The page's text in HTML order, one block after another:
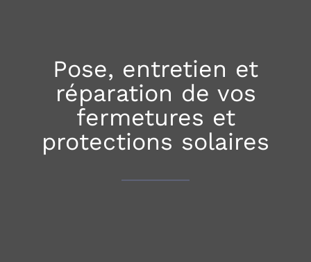
Pose, entretien et
réparation de vos
fermetures et
protections solaires